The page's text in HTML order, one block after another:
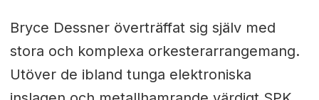
Bryce Dessner överträffat sig själv med
stora och komplexa orkesterarrangemang.
Utöver de ibland tunga elektroniska